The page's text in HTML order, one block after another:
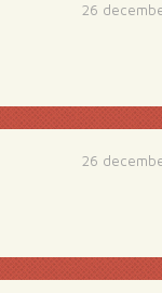
26
26